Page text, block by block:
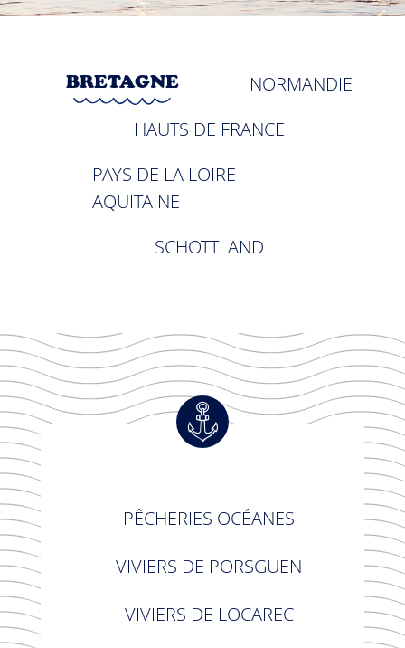
BRETAGNE
HAUTS DE FRANCE
NORMANDIE
PAYS DE LA LOIRE -
AQUITAINE
SCHOTTLAND
PÊCHERIES OCÉANES
VIVIERS DE PORSGUEN
VIVIERS DE LOCAREC